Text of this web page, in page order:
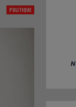
POLITIQUE